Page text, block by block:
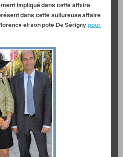
impliqué dans cette affaire
dans cette sulfureuse affaire
et son pote De Sérignypour